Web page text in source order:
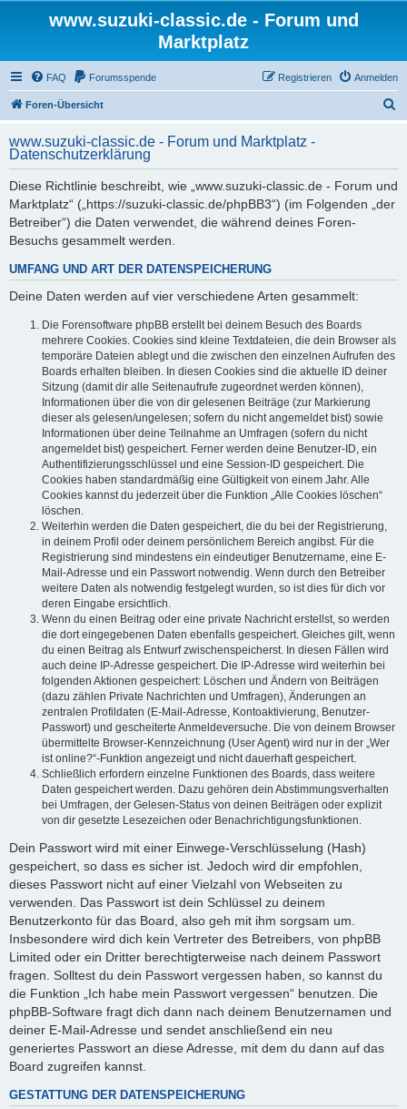
www.suzuki-classic.de - Forum und
Marktplatz
FAQ Forumsspende Anmelden
Registrieren
Foren-Übersicht
h
www.suzuki-classic.de - Forum und Marktplatz -
Datenschutzerklärung
Diese Richtlinie beschreibt, wie „www.suzuki-classic.de - Forum und
Marktplatz“ („https://suzuki-classic.de/phpBB3“) (im Folgenden „der
Betreiber“) die Daten verwendet, die während deines Foren-
Besuchs gesammelt werden.
UMFANG UND ART DER DATENSPEICHERUNG
Deine Daten werden auf vier verschiedene Arten gesammelt:
Die Forensoftware phpBB erstellt bei deinem Besuch des Boards
mehrere Cookies. Cookies sind kleine Textdateien, die dein Browser als
temporäre Dateien ablegt und die zwischen den einzelnen Aufrufen des
Boards erhalten bleiben. In diesen Cookies sind die aktuelle ID deiner
Sitzung (damit dir alle Seitenaufrufe zugeordnet werden können),
Informationen über die von dir gelesenen Beiträge (zur Markierung
dieser als gelesen/ungelesen; sofern du nicht angemeldet bist) sowie
Informationen über deine Teilnahme an Umfragen (sofern du nicht
angemeldet bist) gespeichert. Ferner werden deine Benutzer-ID, ein
Authentifizierungsschlüssel und eine Session-ID gespeichert. Die
Cookies haben standardmäßig eine Gültigkeit von einem Jahr. Alle
Cookies kannst du jederzeit über die Funktion „Alle Cookies löschen“
löschen.
Weiterhin werden die Daten gespeichert, die du bei der Registrierung,
in deinem Profil oder deinem persönlichem Bereich angibst. Für die
Registrierung sind mindestens ein eindeutiger Benutzername, eine E-
Mail-Adresse und ein Passwort notwendig. Wenn durch den Betreiber
weitere Daten als notwendig festgelegt wurden, so ist dies für dich vor
deren Eingabe ersichtlich.
Wenn du einen Beitrag oder eine private Nachricht erstellst, so werden
die dort eingegebenen Daten ebenfalls gespeichert. Gleiches gilt, wenn
du einen Beitrag als Entwurf zwischenspeicherst. In diesen Fällen wird
auch deine IP-Adresse gespeichert. Die IP-Adresse wird weiterhin bei
folgenden Aktionen gespeichert: Löschen und Ändern von Beiträgen
(dazu zählen Private Nachrichten und Umfragen), Änderungen an
zentralen Profildaten (E-Mail-Adresse, Kontoaktivierung, Benutzer-
Passwort) und gescheiterte Anmeldeversuche. Die von deinem Browser
übermittelte Browser-Kennzeichnung (User Agent) wird nur in der „Wer
ist online?“-Funktion angezeigt und nicht dauerhaft gespeichert.
Schließlich erfordern einzelne Funktionen des Boards, dass weitere
Daten gespeichert werden. Dazu gehören dein Abstimmungsverhalten
bei Umfragen, der Gelesen-Status von deinen Beiträgen oder explizit
von dir gesetzte Lesezeichen oder Benachrichtigungsfunktionen.
Dein Passwort wird mit einer Einwege-Verschlüsselung (Hash)
gespeichert, so dass es sicher ist. Jedoch wird dir empfohlen,
dieses Passwort nicht auf einer Vielzahl von Webseiten zu
verwenden. Das Passwort ist dein Schlüssel zu deinem
Benutzerkonto für das Board, also geh mit ihm sorgsam um.
Insbesondere wird dich kein Vertreter des Betreibers, von phpBB
Limited oder ein Dritter berechtigterweise nach deinem Passwort
fragen. Solltest du dein Passwort vergessen haben, so kannst du
die Funktion „Ich habe mein Passwort vergessen“ benutzen. Die
phpBB-Software fragt dich dann nach deinem Benutzernamen und
deiner E-Mail-Adresse und sendet anschließend ein neu
generiertes Passwort an diese Adresse, mit dem du dann auf das
Board zugreifen kannst.
GESTATTUNG DER DATENSPEICHERUNG